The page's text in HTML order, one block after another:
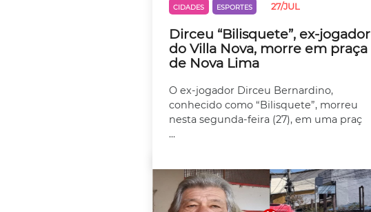
CIDADES ESPORTES 27/JUL
Dirceu “Bilisquete”, ex-jogador
do Villa Nova, morre em praça
de Nova Lima
O ex-jogador Dirceu Bernardino,
conhecido como “Bilisquete”, morreu
nesta segunda-feira (27), em uma praç
...